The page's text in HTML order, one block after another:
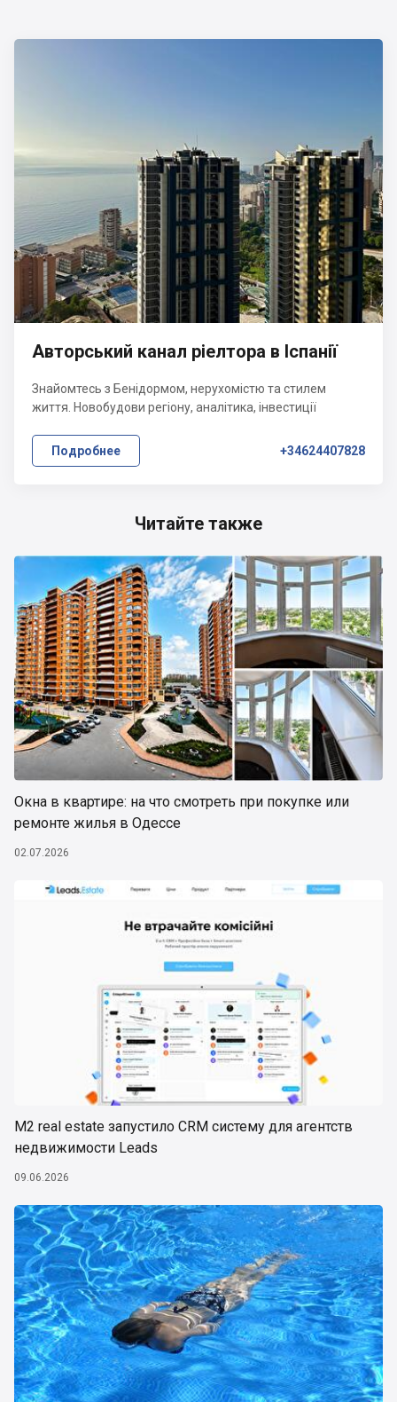
Читайте также
Окна в квартире: на что смотреть при покупке или
ремонте жилья в Одессе
02.07.2026
М2 real estate запустило CRM систему для агентств
недвижимости Leads
09.06.2026
Авторський канал ріелтора в Іспанії
Знайомтесь з Бенідормом, нерухомістю та стилем
життя. Новобудови регіону, аналітика, інвестиції
Подробнее +34624407828